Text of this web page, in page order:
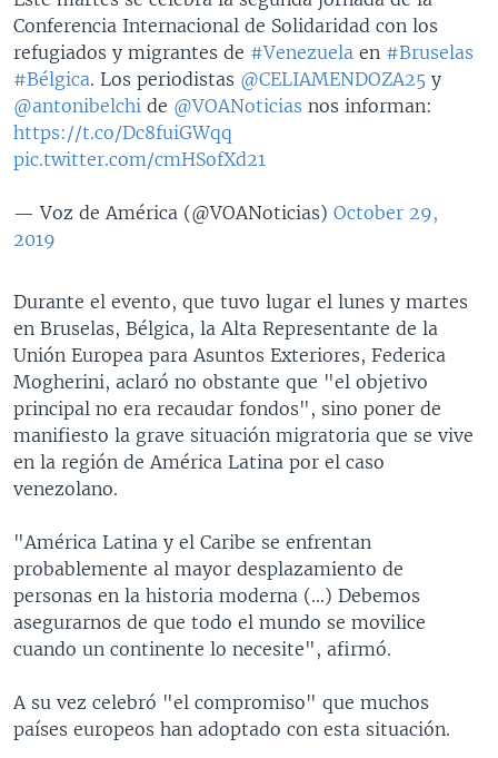
Conferencia Internacional de Solidaridad con los
refugiados y migrantes de #Venezuela en #Bruselas
#Bélgica. Los periodistas @CELIAMENDOZA25 y
@antonibelchi de @VOANoticias nos informan:
https://t.co/Dc8fuiGWqq
pic.twitter.com/cmHSofXd21
— Voz de América (@VOANoticias) October 29,
2019
Durante el evento, que tuvo lugar el lunes y martes
en Bruselas, Bélgica, la Alta Representante de la
Unión Europea para Asuntos Exteriores, Federica
Mogherini, aclaró no obstante que "el objetivo
principal no era recaudar fondos", sino poner de
manifiesto la grave situación migratoria que se vive
en la región de América Latina por el caso
venezolano.
"América Latina y el Caribe se enfrentan
probablemente al mayor desplazamiento de
personas en la historia moderna (...) Debemos
asegurarnos de que todo el mundo se movilice
cuando un continente lo necesite", afirmó.
A su vez celebró "el compromiso" que muchos
países europeos han adoptado con esta situación.